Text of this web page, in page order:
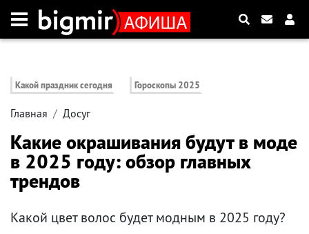
Какой праздник сегодня Гороскопы 2025
Главная Досуг
Какие окрашивания будут в моде
в 2025 году: обзор главных
трендов
Какой цвет волос будет модным в 2025 году?